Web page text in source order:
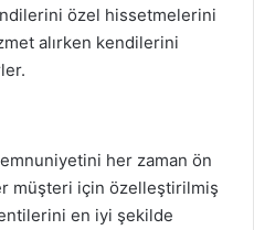
özel hissetmelerini
alırken kendilerini
her zaman ön
müşteri için özelleştirilmiş
en iyi şekilde